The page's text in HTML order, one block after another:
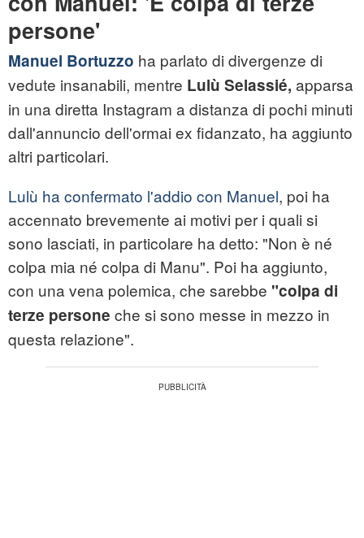
persone'
Manuel Bortuzzo ha parlato di divergenze di
vedute insanabili, mentre Lulù Selassié, apparsa
in una diretta Instagram a distanza di pochi minuti
dall'annuncio dell'ormai ex fidanzato, ha aggiunto
altri particolari.
Lulù ha confermato l'addio con Manuel, poi ha
accennato brevemente ai motivi per i quali si
sono lasciati, in particolare ha detto: "Non è né
colpa mia né colpa di Manu". Poi ha aggiunto,
con una vena polemica, che sarebbe "colpa di
terze persone che si sono messe in mezzo in
questa relazione".